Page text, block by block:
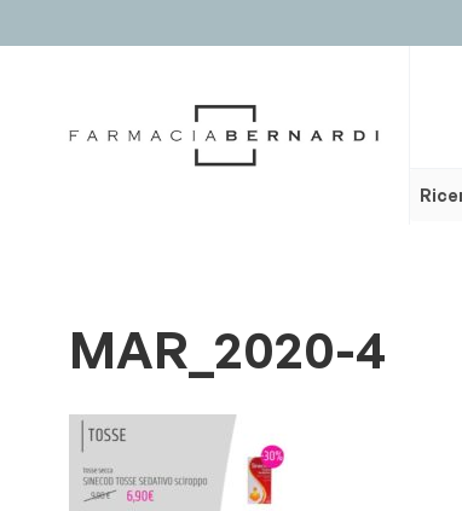
MAR_2020-4